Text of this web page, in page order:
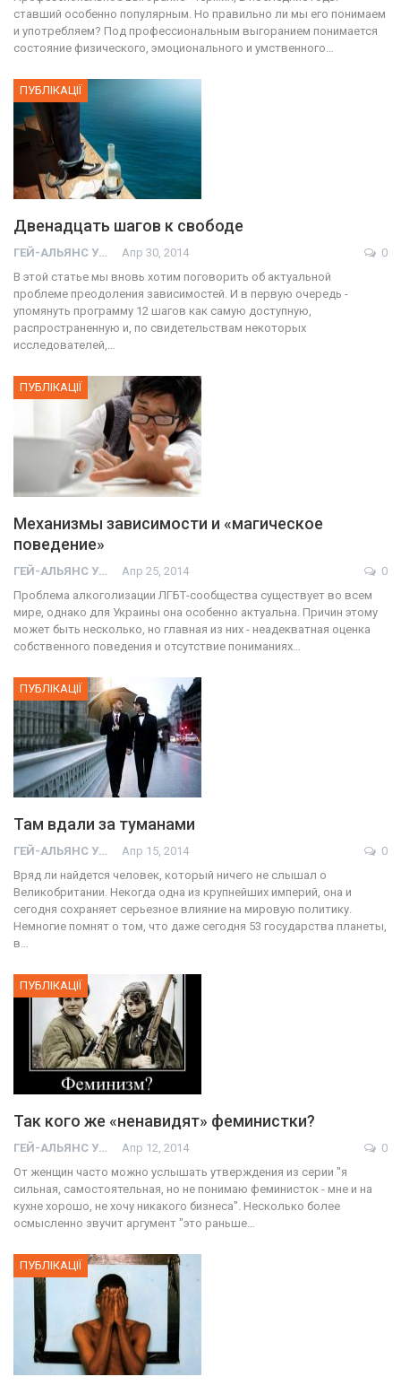
ставший особенно популярным. Но правильно ли мы его понимаем
и употребляем? Под профессиональным выгоранием понимается
состояние физического, эмоционального и умственного…
ПУБЛІКАЦІЇ
Двенадцать шагов к свободе
ГЕЙ-АЛЬЯНС УКРАИНА Апр 30, 2014
0
В этой статье мы вновь хотим поговорить об актуальной
проблеме преодоления зависимостей. И в первую очередь -
упомянуть программу 12 шагов как самую доступную,
распространенную и, по свидетельствам некоторых
исследователей,…
ПУБЛІКАЦІЇ
Механизмы зависимости и «магическое
поведение»
ГЕЙ-АЛЬЯНС УКРАИНА Апр 25, 2014
0
Проблема алкоголизации ЛГБТ-сообщества существует во всем
мире, однако для Украины она особенно актуальна. Причин этому
может быть несколько, но главная из них - неадекватная оценка
собственного поведения и отсутствие пониманиях…
ПУБЛІКАЦІЇ
Там вдали за туманами
ГЕЙ-АЛЬЯНС УКРАИНА Апр 15, 2014
0
Вряд ли найдется человек, который ничего не слышал о
Великобритании. Некогда одна из крупнейших империй, она и
сегодня сохраняет серьезное влияние на мировую политику.
Немногие помнят о том, что даже сегодня 53 государства планеты,
в…
ПУБЛІКАЦІЇ
Так кого же «ненавидят» феминистки?
ГЕЙ-АЛЬЯНС УКРАИНА Апр 12, 2014
0
От женщин часто можно услышать утверждения из серии "я
сильная, самостоятельная, но не понимаю феминисток - мне и на
кухне хорошо, не хочу никакого бизнеса". Несколько более
осмысленно звучит аргумент "это раньше…
ПУБЛІКАЦІЇ